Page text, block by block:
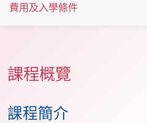
費用及入學條件
課程概覽
課程簡介